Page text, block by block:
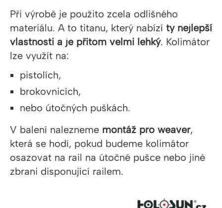
Při výrobě je použito zcela odlišného
materiálu. A to titanu, který nabízí ty nejlepší
vlastnosti a je přitom velmi lehký. Kolimátor
lze využít na:
pistolích,
brokovnicích,
nebo útočných puškách.
V balení nalezneme montáž pro weaver,
která se hodí, pokud budeme kolimátor
osazovat na rail na útočné pušce nebo jiné
zbrani disponující railem.